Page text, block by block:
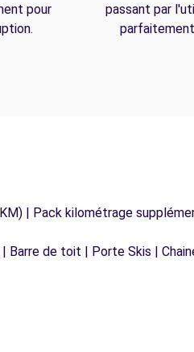
pour
passant par
| Pack kilométrage
de toit | Porte Skis |